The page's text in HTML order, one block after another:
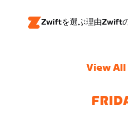
Zwiftを選ぶ理由Zwift
View All